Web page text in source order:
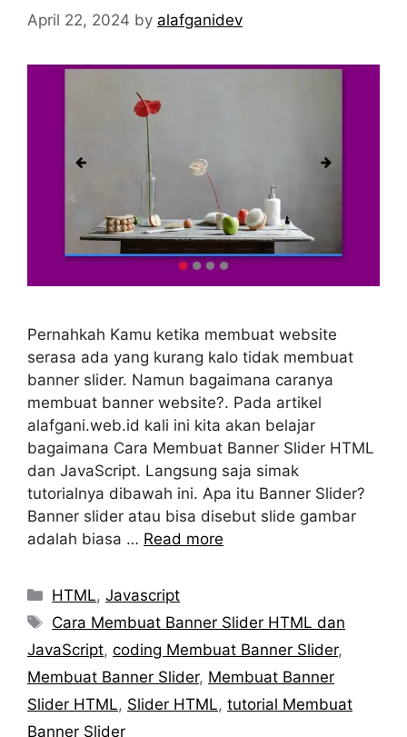
April 22, 2024 by alafganidev
Pernahkah Kamu ketika membuat website
serasa ada yang kurang kalo tidak membuat
banner slider. Namun bagaimana caranya
membuat banner website?. Pada artikel
alafgani.web.id kali ini kita akan belajar
bagaimana Cara Membuat Banner Slider HTML
dan JavaScript. Langsung saja simak
tutorialnya dibawah ini. Apa itu Banner Slider?
Banner slider atau bisa disebut slide gambar
adalah biasa … Read more
Categories
HTML,Javascript
Tags
Cara Membuat Banner Slider HTML dan
JavaScript, coding Membuat Banner Slider,
Membuat Banner Slider, Membuat Banner
Slider HTML, Slider HTML, tutorial Membuat
Banner Slider